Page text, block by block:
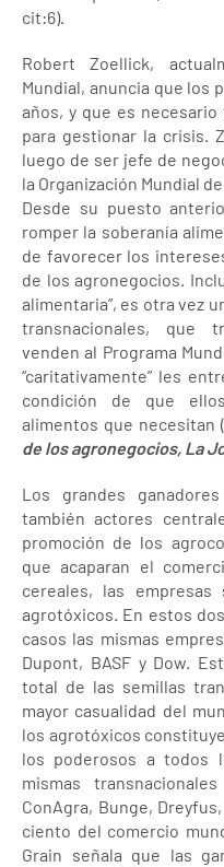
cit:6).
Robert Zoellick,
Mundial, anuncia que los
años, y que es necesario
para gestionar la crisis.
luego de ser jefe de
la Organización Mundial
Desde su puesto
romper la soberanía
de favorecer los
de los agronegocios.
alimentaria”, es otra vez
transnacionales, que
venden al Programa
“caritativamente” les
condición de que
alimentos que necesitan
de los agronegocios, La
Los grandes
también actores
promoción de los
que acaparan el
cereales, las
agrotóxicos. En estos
casos las mismas
Dupont, BASF y Dow.
total de las semillas
mayor casualidad del
los agrotóxicos
los poderosos a todos
mismas
ConAgra, Bunge,
ciento del comercio
Grain señala que las